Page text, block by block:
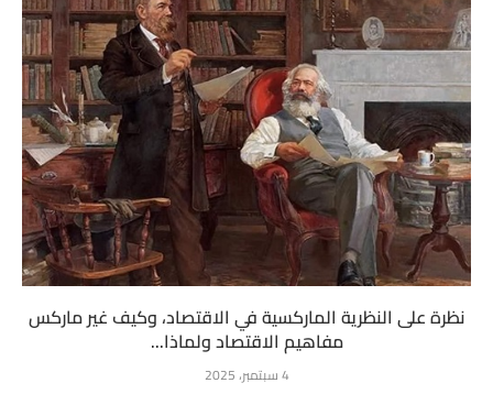
نظرة على النظرية الماركسية في الاقتصاد، وكيف غير ماركس
مفاهيم الاقتصاد ولماذا...
4 سبتمبر، 2025